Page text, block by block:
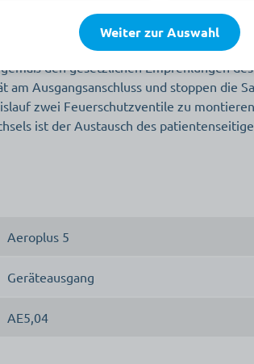
Kröber
den gesetzlichen Empfehlungen
am Ausgangsanschluss und stoppen die
zwei Feuerschutzventile zu
ist der Austausch des
Aeroplus 5
Geräteausgang
AE5,04
Weiter zur Auswahl